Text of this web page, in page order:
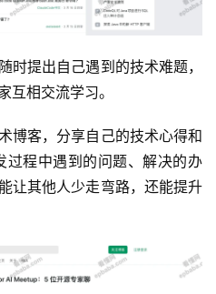
时提出自己遇到的技术难题，
互相交流学习。
博客，分享自己的技术心得和
程中遇到的问题、解决的办
让其他人少走弯路，还能提升